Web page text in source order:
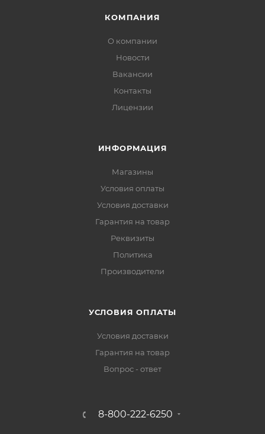
КОМПАНИЯ
О компании
Новости
Вакансии
Контакты
Лицензии
ИНФОРМАЦИЯ
Магазины
Условия оплаты
Условия доставки
Гарантия на товар
Реквизиты
Политика
Производители
УСЛОВИЯ ОПЛАТЫ
Условия доставки
Гарантия на товар
Вопрос - ответ
8-800-222-6250